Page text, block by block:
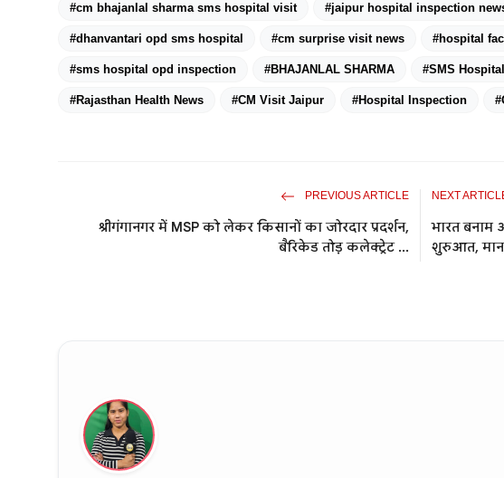
#cm bhajanlal sharma sms hospital visit #jaipur hospital inspection
#dhanvantari opd sms hospital #cm surprise visit news #hospital
#sms hospital opd inspection #BHAJANLAL SHARMA #SMS
#Rajasthan Health News #CM Visit Jaipur #Hospital Inspection
PREVIOUS ARTICLE
श्रीगंगानगर में MSP को लेकर किसानों का जोरदार प्रदर्शन,
बैरिकेड तोड़ कलेक्ट्रेट ...
NEXT
भारत बनाम
शुरुआत,